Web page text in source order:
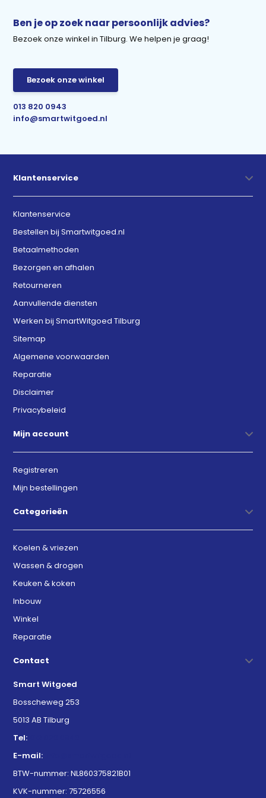
Ben je op zoek naar persoonlijk advies?
Bezoek onze winkel in Tilburg. We helpen je graag!
Bezoek onze winkel
013 820 0943
info@smartwitgoed.nl
Klantenservice
Klantenservice
Bestellen bij Smartwitgoed.nl
Betaalmethoden
Bezorgen en afhalen
Retourneren
Aanvullende diensten
Werken bij SmartWitgoed Tilburg
Sitemap
Algemene voorwaarden
Reparatie
Disclaimer
Privacybeleid
Mijn account
Registreren
Mijn bestellingen
Categorieën
Koelen & vriezen
Wassen & drogen
Keuken & koken
Inbouw
Winkel
Reparatie
Contact
Smart Witgoed
Bosscheweg 253
5013 AB Tilburg
Tel:
E-mail:
BTW-nummer: NL860375821B01
KVK-nummer: 75726556